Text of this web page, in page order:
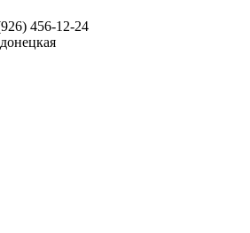
456-12-24